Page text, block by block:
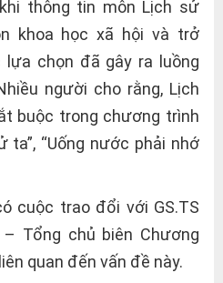
thông tin môn Lịch sử
khoa học xã hội và trở
chọn đã gây ra luồng
người cho rằng, Lịch
buộc trong chương trình
ta”, “Uống nước phải nhớ
cuộc trao đổi với GS.TS
Tổng chủ biên Chương
quan đến vấn đề này.